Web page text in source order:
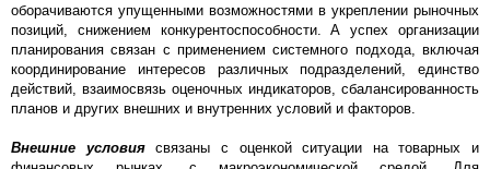
оборачиваются упущенными возможностями в укреплении рыночных
позиций, снижением конкурентоспособности. А успех организации
планирования связан с применением системного подхода, включая
координирование интересов различных подразделений, единство
действий, взаимосвязь оценочных индикаторов, сбалансированность
планов и других внешних и внутренних условий и факторов.
Внешние условиясвязаны с оценкой ситуации на товарных и